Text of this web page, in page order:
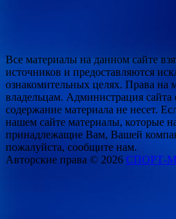
Все материалы на данном сайте
источников и предоставляются
ознакомительных целях. Права на
владельцам. Администрация сайта
содержание материала не несет.
нашем сайте материалы, которые
принадлежащие Вам, Вашей
пожалуйста, сообщите нам.
Авторские права © 2026 СПОРТ-